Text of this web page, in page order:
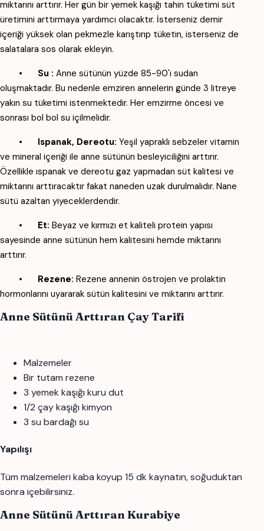
miktarını arttırır. Her gün bir yemek kaşığı tahin tüketimi süt
üretimini arttırmaya yardımcı olacaktır. İsterseniz demir
içeriği yüksek olan pekmezle karıştırıp tüketin, isterseniz de
salatalara sos olarak ekleyin.
• Su : Anne sütünün yüzde 85-90'ı sudan
oluşmaktadır. Bu nedenle emziren annelerin günde 3 litreye
yakın su tüketimi istenmektedir. Her emzirme öncesi ve
sonrası bol bol su içilmelidir.
• Ispanak, Dereotu: Yeşil yapraklı sebzeler vitamin
ve mineral içeriği ile anne sütünün besleyiciliğini arttırır.
Özellikle ıspanak ve dereotu gaz yapmadan süt kalitesi ve
miktarını arttıracaktır fakat naneden uzak durulmalıdır. Nane
sütü azaltan yiyeceklerdendir.
• Et: Beyaz ve kırmızı et kaliteli protein yapısı
sayesinde anne sütünün hem kalitesini hemde miktarını
arttırır.
• Rezene: Rezene annenin östrojen ve prolaktin
hormonlarını uyararak sütün kalitesini ve miktarını arttırır.
Anne Sütünü Arttıran Çay Tarifi
Malzemeler
Bir tutam rezene
3 yemek kaşığı kuru dut
1/2 çay kaşığı kimyon
3 su bardağı su
Yapılışı
Tüm malzemeleri kaba koyup 15 dk kaynatın, soğuduktan
sonra içebilirsiniz.
Anne Sütünü Arttıran Kurabiye